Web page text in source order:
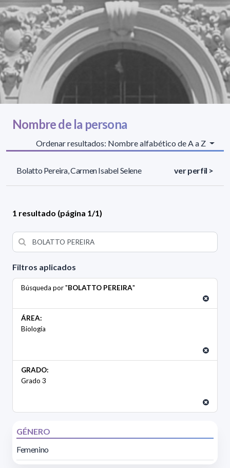
Filtros aplicados
Búsqueda por "BOLATTO PEREIRA"
ÁREA:
Biología
GRADO:
Grado 3
GÉNERO
Femenino
Nombre de la persona
Ordenar resultados: Nombre alfabético de A a Z
Bolatto Pereira, Carmen Isabel Selene ver perfil >
1 resultado (página 1/1)